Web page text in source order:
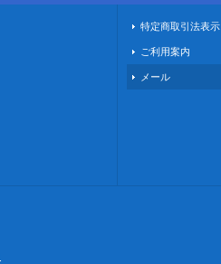
特定商取引法表示
ご利用案内
メール